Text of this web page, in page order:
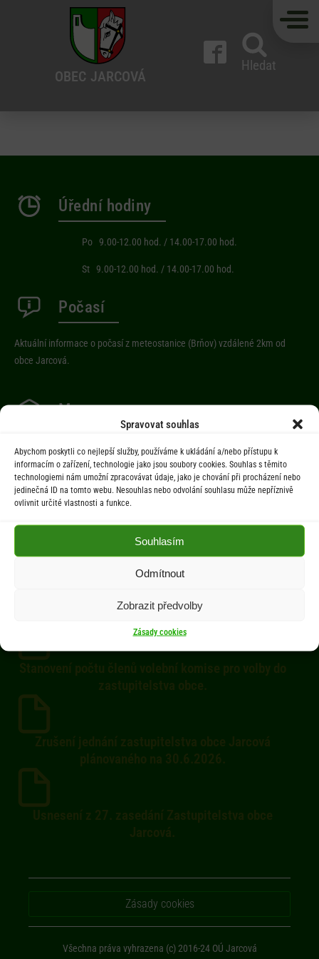
Spravovat souhlas
Abychom poskytli co nejlepší služby, používáme k ukládání a/nebo přístupu k
informacím o zařízení, technologie jako jsou soubory cookies. Souhlas s těmito
technologiemi nám umožní zpracovávat údaje, jako je chování při procházení nebo
jedinečná ID na tomto webu. Nesouhlas nebo odvolání souhlasu může nepříznivě
ovlivnit určité vlastnosti a funkce.
Souhlasím
Odmítnout
Zobrazit předvolby
Zásady cookies
OBEC JARCOVÁ
Hledat
Úřední hodiny
Po 9.00-12.00 hod. / 14.00-17.00 hod.
St 9.00-12.00 hod. / 14.00-17.00 hod.
Počasí
Aktuální informace o počasí z meteostanice (Brňov) vzdálené 2km od
obce Jarcová.
Menu
Úřad
Úřední deska
Obec
Občan
Aktuality
Kontakty
Zásady cookies
Všechna práva vyhrazena (c) 2016-24 OÚ Jarcová